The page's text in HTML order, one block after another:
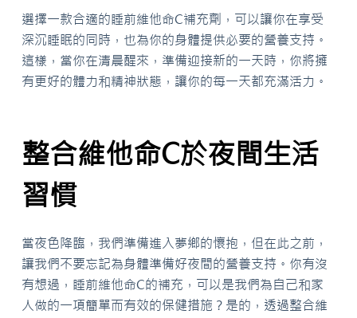
選擇一款合適的睡前維他命C補充劑，可以讓你在享受
深沉睡眠的同時，也為你的身體提供必要的營養支持。
這樣，當你在清晨醒來，準備迎接新的一天時，你將擁
有更好的體力和精神狀態，讓你的每一天都充滿活力。
整合維他命C於夜間生活
習慣
當夜色降臨，我們準備進入夢鄉的懷抱，但在此之前，
讓我們不要忘記為身體準備好夜間的營養支持。你有沒
有想過，睡前維他命C的補充，可以是我們為自己和家
人做的一項簡單而有效的保健措施？是的，透過整合維